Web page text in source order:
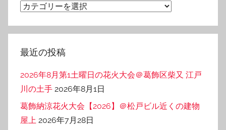
カ
ゴ
リ
最近の投稿
2026年8月第1土曜日の花火大会＠葛飾区柴又 江戸
川の土手 2026年8月1日
葛飾納涼花火大会【2026】＠松戸ビル近くの建物
屋上 2026年7月28日